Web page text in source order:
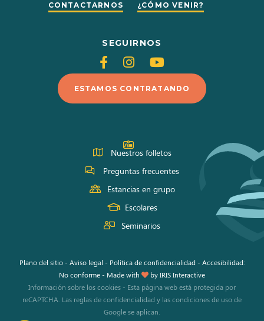
CONTACTARNOS ¿CÓMO VENIR?
SEGUIRNOS
Siganos
en
Facebook
Siganos
en
Instagram
Siganos
en
Youtube
ESTAMOS CONTRATANDO
Nuestros folletos
Preguntas frecuentes
Estancias en grupo
Escolares
Seminarios
Plano del sitio- Aviso legal - Política de confidencialidad - Accesibilidad:
No conforme- Made with byIRIS Interactive
Información sobre los cookies - Esta página web está protegida por
reCAPTCHA. Las reglas de confidencialidad y lascondiciones de usode
Google se aplican.